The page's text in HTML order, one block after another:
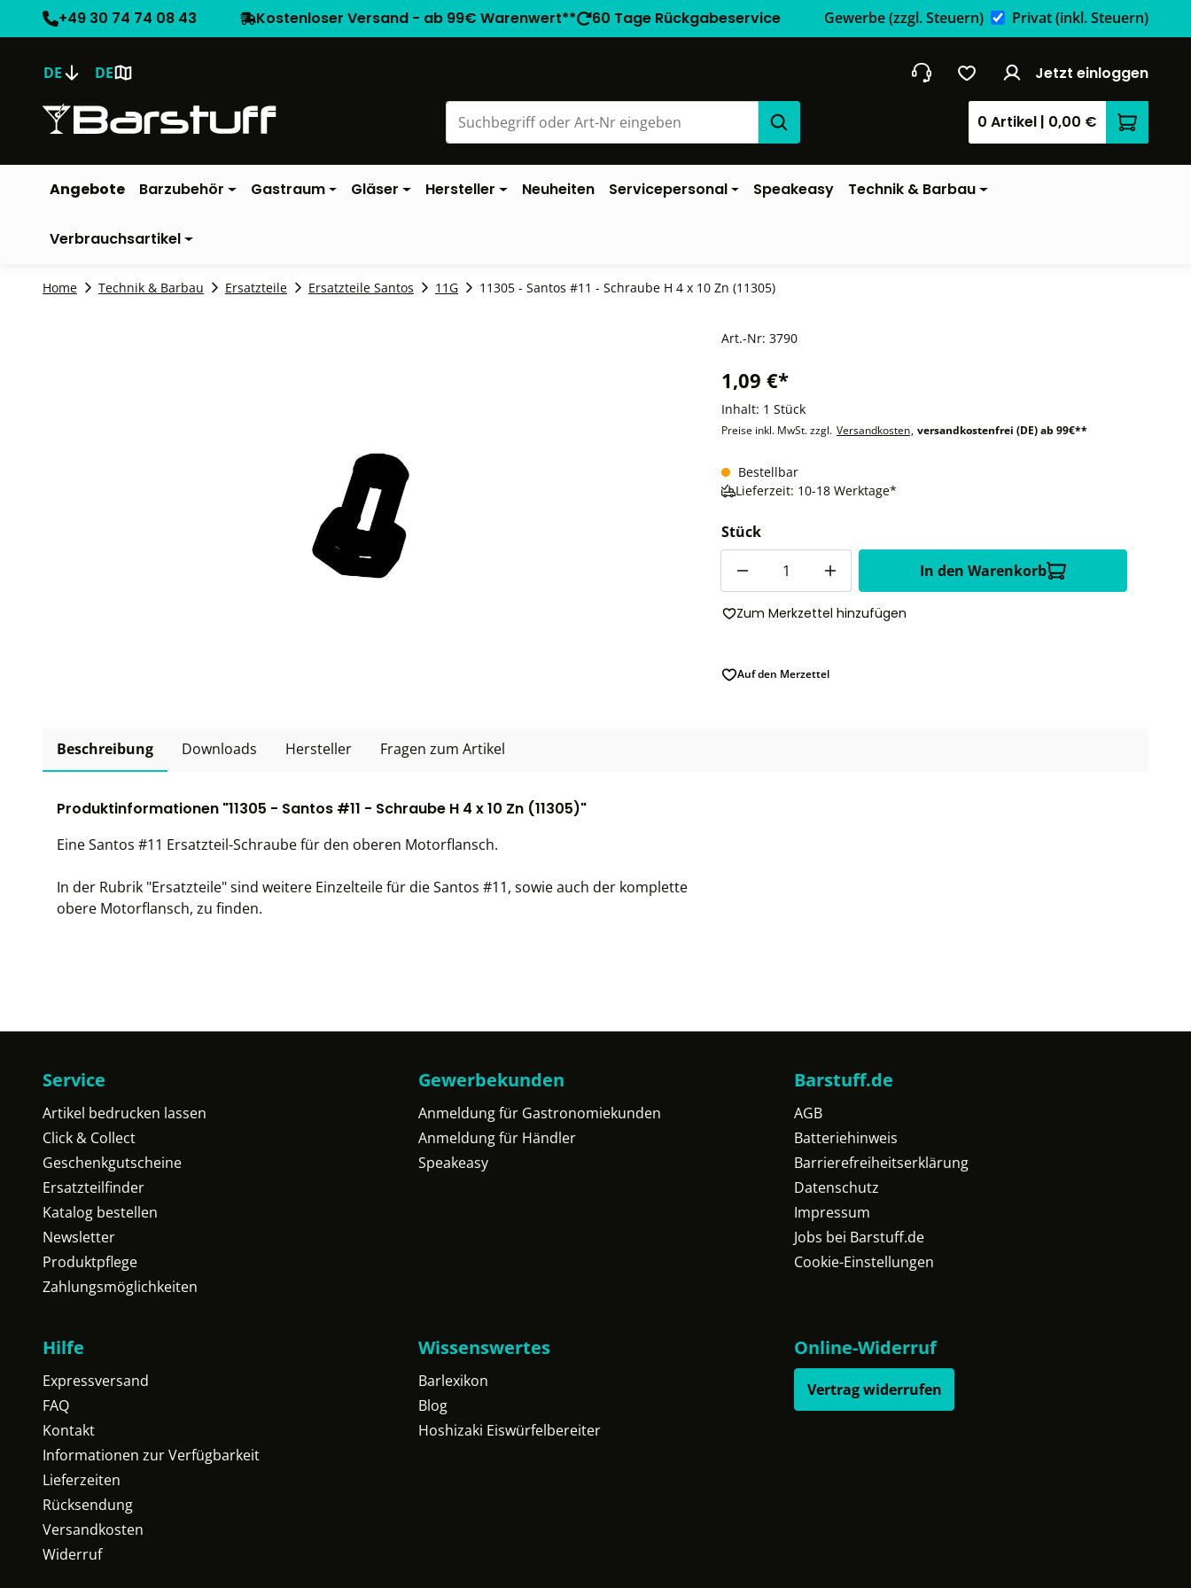
+49 30 74 74 08 43 Kostenloser Versand - ab 99€ Warenwert** 60 Tage Rückgabeservice Gewerbe(zzgl. Steuern) Privat(inkl. Steuern)
DE DE Jetzt einloggen
0 Artikel | 0,00 €
Angebote Barzubehör Gastraum Gläser Hersteller Neuheiten Servicepersonal Speakeasy Technik & Barbau
Verbrauchsartikel
Home Technik & Barbau Ersatzteile Ersatzteile Santos 11G 11305 - Santos #11 - Schraube H 4 x 10 Zn (11305)
Art.-Nr: 3790
1,09 €*
Inhalt: 1 Stück
Preise inkl. MwSt. zzgl. Versandkosten, versandkostenfrei (DE) ab 99€**
Bestellbar
Lieferzeit: 10-18 Werktage*
Stück
In den Warenkorb
Zum Merkzettel hinzufügen
Auf den Merzettel
Beschreibung Downloads Hersteller Fragen zum Artikel
Produktinformationen "11305 - Santos #11 - Schraube H 4 x 10 Zn (11305)"
Eine Santos #11 Ersatzteil-Schraube für den oberen Motorflansch.
In der Rubrik "Ersatzteile" sind weitere Einzelteile für die Santos #11, sowie auch der komplette
obere Motorflansch, zu finden.
Service
Artikel bedrucken lassen
Click & Collect
Geschenkgutscheine
Ersatzteilfinder
Katalog bestellen
Newsletter
Produktpflege
Zahlungsmöglichkeiten
Gewerbekunden
Anmeldung für Gastronomiekunden
Anmeldung für Händler
Speakeasy
Barstuff.de
AGB
Batteriehinweis
Barrierefreiheitserklärung
Datenschutz
Impressum
Jobs bei Barstuff.de
Cookie-Einstellungen
Hilfe
Expressversand
FAQ
Kontakt
Informationen zur Verfügbarkeit
Lieferzeiten
Rücksendung
Versandkosten
Widerruf
Wissenswertes
Barlexikon
Blog
Hoshizaki Eiswürfelbereiter
Online-Widerruf
Vertrag widerrufen